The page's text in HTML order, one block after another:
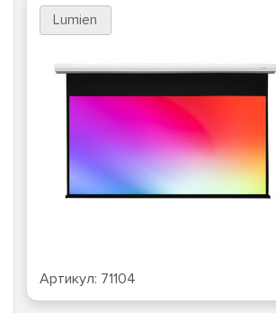
Lumien
Артикул: 71104